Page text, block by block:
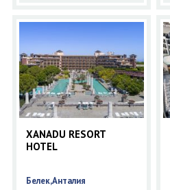
XANADU RESORT
HOTEL
Белек,Анталия